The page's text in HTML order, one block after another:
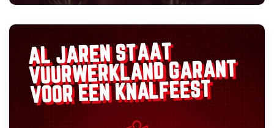
AL JAREN STAAT
VUURWERKLANDGARANT
VOOR EEN KNALFEEST